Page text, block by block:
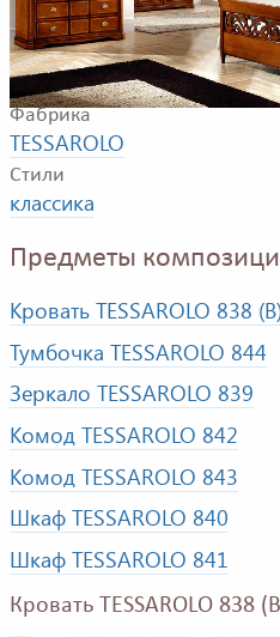
Композиция для
входят: двуспальная
зеркало, шкаф.
Фабрика
TESSAROLO
Стили
классика
Предметы
Кровать TESSAROLO 838
Тумбочка TESSAROLO 844
Зеркало TESSAROLO 839
Комод TESSAROLO 842
Комод TESSAROLO 843
Шкаф TESSAROLO 840
Шкаф TESSAROLO 841
Кровать TESSAROLO 838